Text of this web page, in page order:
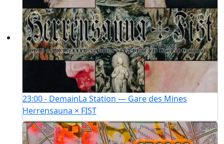
23:00 - DemainLa Station — Gare des Mines
Herrensauna × FIST